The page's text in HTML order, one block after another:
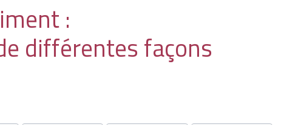
:
différentes façons